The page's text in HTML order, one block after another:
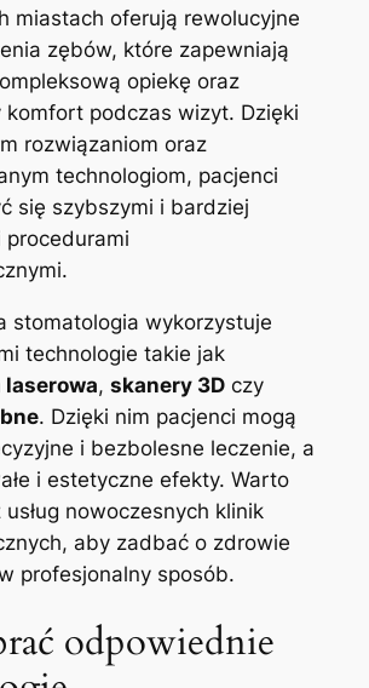
miastach oferują rewolucyjne
⁢zębów, które zapewniają
opiekę ⁣oraz
⁤komfort podczas ⁢wizyt. Dzięki
rozwiązaniom oraz
technologiom, pacjenci
⁣się‌ szybszymi i bardziej
procedurami
stomatologia ⁤wykorzystuje
technologie takie jak
, skanery 3Dczy
.‌ Dzięki nim pacjenci mogą
i bezbolesne leczenie, a
⁢i estetyczne efekty. Warto
nowoczesnych klinik
aby zadbać o zdrowie
profesjonalny⁢ sposób.
odpowiednie⁣